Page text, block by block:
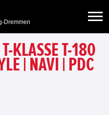
Dremmen
KLASSE T-180
| NAVI | PDC